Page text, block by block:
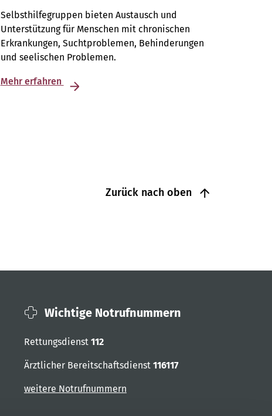
Selbsthilfegruppen bieten Austausch und
Unterstützung für Menschen mit chronischen
Erkrankungen, Suchtproblemen, Behinderungen
und seelischen Problemen.
Mehr erfahren
Zurück nach oben
Wichtige Notrufnummern
Rettungsdienst 112
Ärztlicher Bereitschaftsdienst 116117
weitere Notrufnummern